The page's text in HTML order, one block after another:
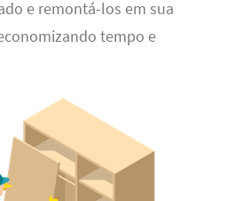
e remontá-los em sua
tempo e